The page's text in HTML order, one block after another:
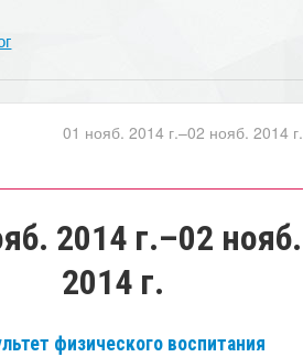
01 нояб. 2014 г.–02 нояб. 2014 г.
2014 г.–02 нояб.
2014 г.
физического воспитания